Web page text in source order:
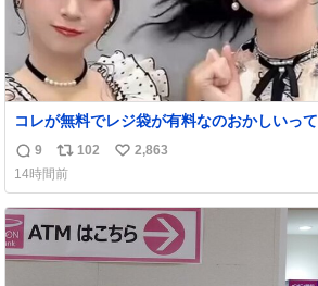
コレが無料でレジ袋が有料なのおかしいって
返
信
数
9
リ
ポ
ス
ト
数
102
い
ね
数
2,863
14時間前